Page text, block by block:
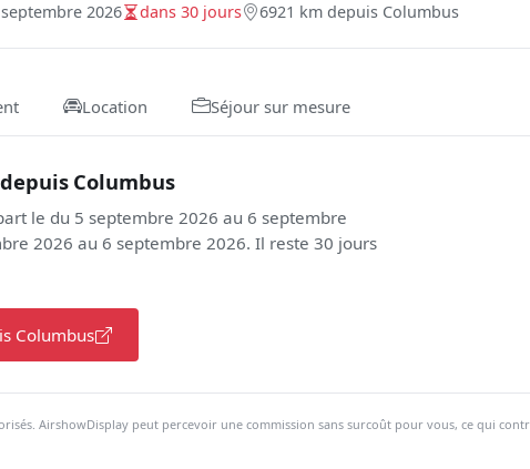
2026 dans 30 jours 6921 km depuis Columbus
Location Séjour sur mesure
Columbus
le du 5 septembre 2026 au 6 septembre
2026 au 6 septembre 2026. Il reste 30 jours
Columbus
AirshowDisplay peut percevoir une commission sans surcoût pour vous, ce qui